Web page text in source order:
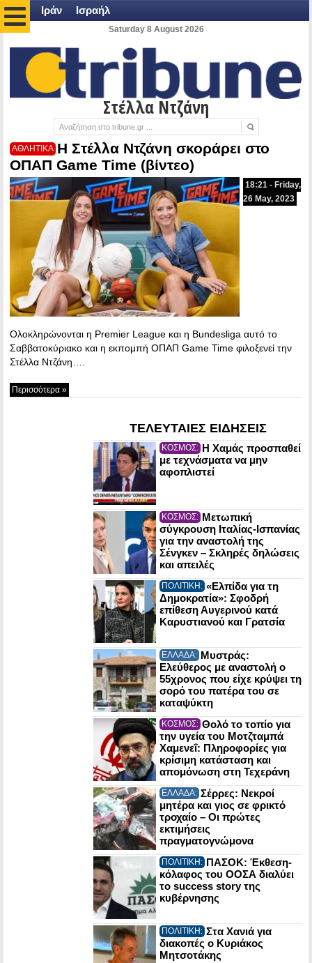
Ιράν Ισραήλ
Saturday 8 August 2026
Στέλλα Ντζάνη
ΑΘΛΗΤΙΚΑ H Στέλλα Ντζάνη σκοράρει στο
ΟΠΑΠ Game Time (βίντεο)
18:21 - Friday,
26 May, 2023
Ολοκληρώνονται η Premier League και η Bundesliga αυτό το
Σαββατοκύριακο και η εκπομπή ΟΠΑΠ Game Time φιλοξενεί την
Στέλλα Ντζάνη….
Περισσότερα »
ΤΕΛΕΥΤΑΙΕΣ ΕΙΔΗΣΕΙΣ
ΚΟΣΜΟΣ: Η Χαμάς προσπαθεί
με τεχνάσματα να μην
αφοπλιστεί
ΚΟΣΜΟΣ: Μετωπική
σύγκρουση Ιταλίας-Ισπανίας
για την αναστολή της
Σένγκεν – Σκληρές δηλώσεις
και απειλές
ΠΟΛΙΤΙΚΗ: «Ελπίδα για τη
Δημοκρατία»: Σφοδρή
επίθεση Αυγερινού κατά
Καρυστιανού και Γρατσία
ΕΛΛΑΔΑ: Μυστράς:
Ελεύθερος με αναστολή ο
55χρονος που είχε κρύψει τη
σορό του πατέρα του σε
καταψύκτη
ΚΟΣΜΟΣ: Θολό το τοπίο για
την υγεία του Μοτζταμπά
Χαμενεΐ: Πληροφορίες για
κρίσιμη κατάσταση και
απομόνωση στη Τεχεράνη
ΕΛΛΑΔΑ: Σέρρες: Νεκροί
μητέρα και γιος σε φρικτό
τροχαίο – Οι πρώτες
εκτιμήσεις
πραγματογνώμονα
ΠΟΛΙΤΙΚΗ: ΠΑΣΟΚ: Έκθεση-
κόλαφος του ΟΟΣΑ διαλύει
το success story της
κυβέρνησης
ΠΟΛΙΤΙΚΗ: Στα Χανιά για
διακοπές ο Κυριάκος
Μητσοτάκης